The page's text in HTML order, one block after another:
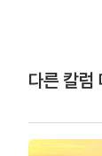
다른 칼럼